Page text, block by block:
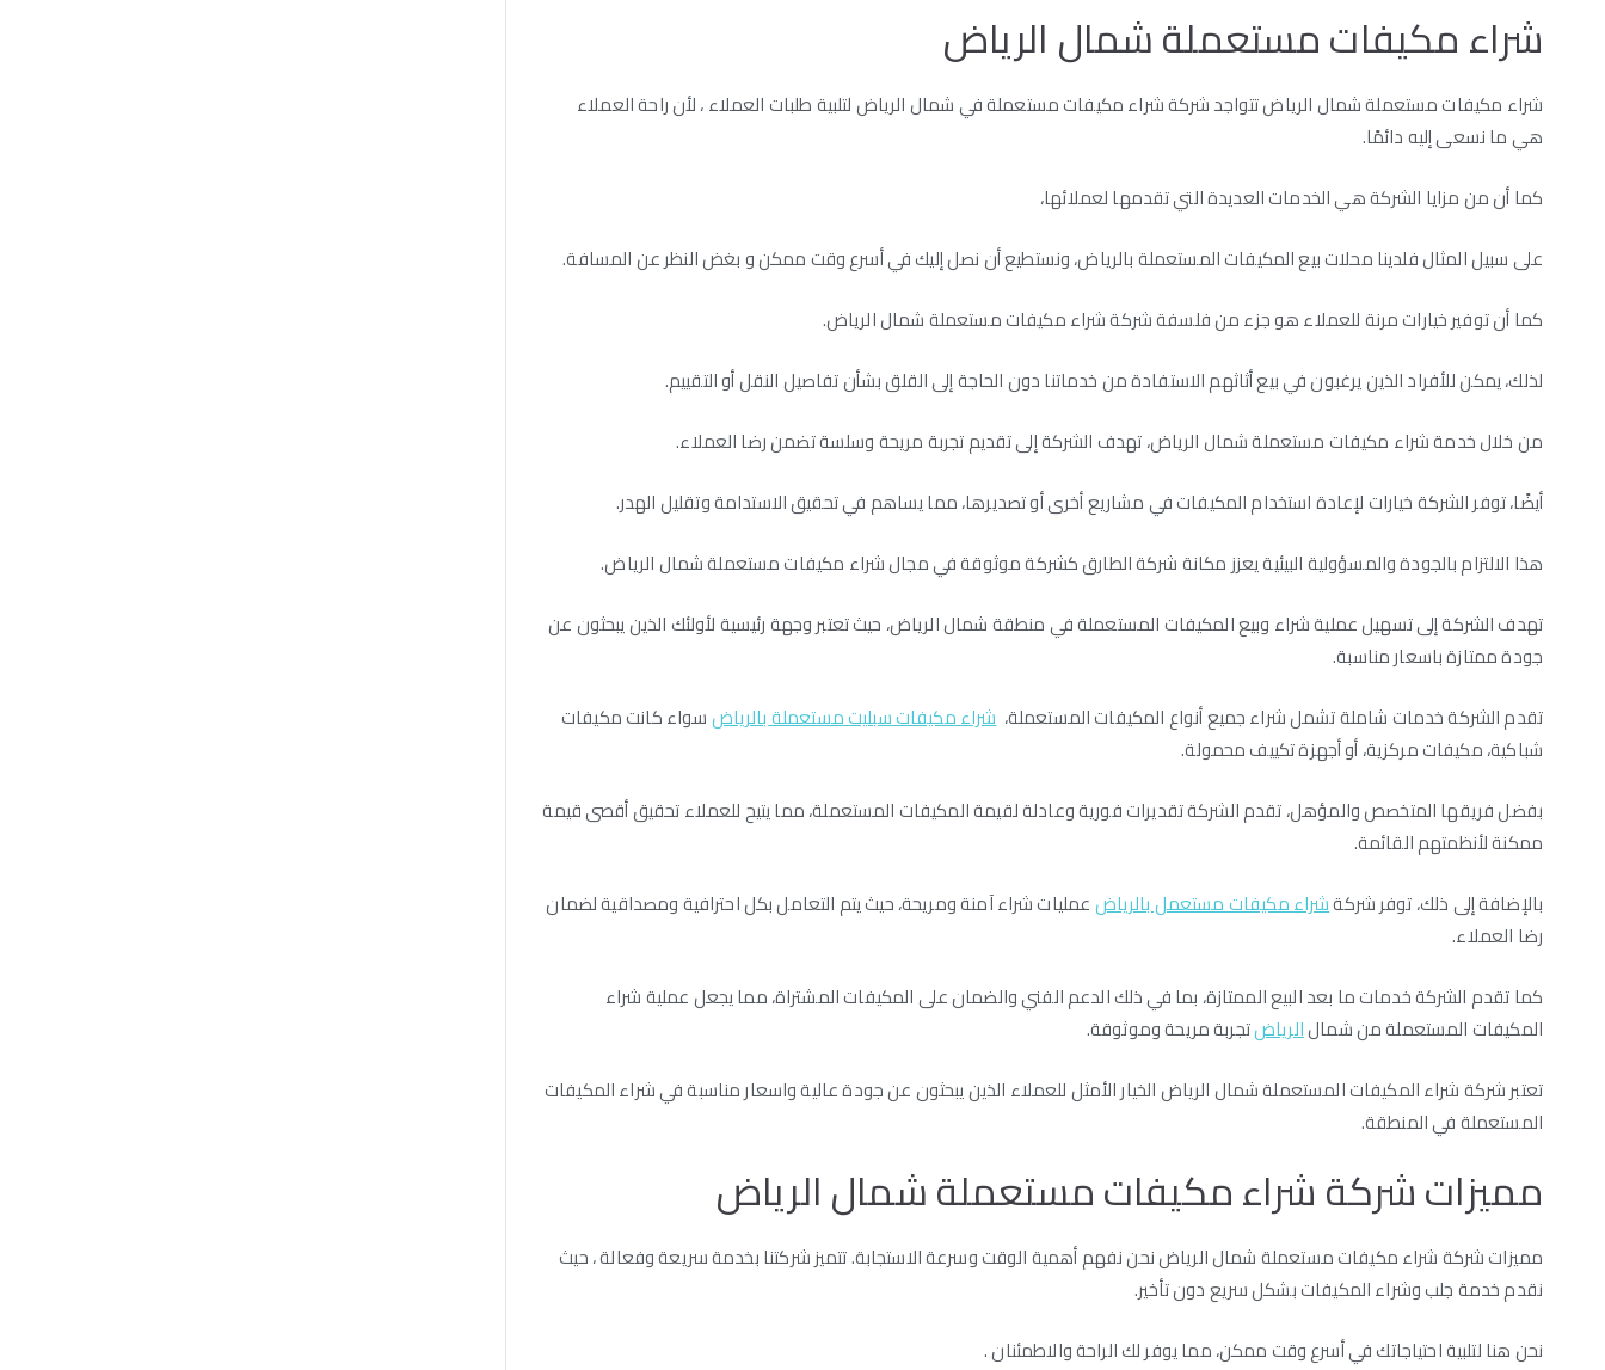
شراء مكيفات مستعملة شمال الرياض
شراء مكيفات مستعملة شمال الرياض تتواجد شركة شراء مكيفات مستعملة في شمال الرياض لتلبية طلبات العملاء ، لأن راحة العملاء
هي ما نسعى إليه دائمًا.
كما أن من مزايا الشركة هي الخدمات العديدة التي تقدمها لعملائها،
على سبيل المثال فلدينا محلات بيع المكيفات المستعملة بالرياض، ونستطيع أن نصل إليك في أسرع وقت ممكن و بغض النظر عن المسافة.
كما أن توفير خيارات مرنة للعملاء هو جزء من فلسفة شركة شراء مكيفات مستعملة شمال الرياض.
لذلك، يمكن للأفراد الذين يرغبون في بيع أثاثهم الاستفادة من خدماتنا دون الحاجة إلى القلق بشأن تفاصيل النقل أو التقييم.
من خلال خدمة شراء مكيفات مستعملة شمال الرياض، تهدف الشركة إلى تقديم تجربة مريحة وسلسة تضمن رضا العملاء.
أيضًا، توفر الشركة خيارات لإعادة استخدام المكيفات في مشاريع أخرى أو تصديرها، مما يساهم في تحقيق الاستدامة وتقليل الهدر.
هذا الالتزام بالجودة والمسؤولية البيئية يعزز مكانة شركة الطارق كشركة موثوقة في مجال شراء مكيفات مستعملة شمال الرياض.
تهدف الشركة إلى تسهيل عملية شراء وبيع المكيفات المستعملة في منطقة شمال الرياض، حيث تعتبر وجهة رئيسية لأولئك الذين يبحثون عن
جودة ممتازة باسعار مناسبة.
تقدم الشركة خدمات شاملة تشمل شراء جميع أنواع المكيفات المستعملة،شراء مكيفات سبليت مستعملة بالرياضسواء كانت مكيفات
شباكية، مكيفات مركزية، أو أجهزة تكييف محمولة.
بفضل فريقها المتخصص والمؤهل، تقدم الشركة تقديرات فورية وعادلة لقيمة المكيفات المستعملة، مما يتيح للعملاء تحقيق أقصى قيمة
ممكنة لأنظمتهم القائمة.
بالإضافة إلى ذلك، توفر شركةشراء مكيفات مستعمل بالرياضعمليات شراء آمنة ومريحة، حيث يتم التعامل بكل احترافية ومصداقية لضمان
رضا العملاء.
كما تقدم الشركة خدمات ما بعد البيع الممتازة، بما في ذلك الدعم الفني والضمان على المكيفات المشتراة، مما يجعل عملية شراء
المكيفات المستعملة من شمالالرياضتجربة مريحة وموثوقة.
تعتبر شركة شراء المكيفات المستعملة شمال الرياض الخيار الأمثل للعملاء الذين يبحثون عن جودة عالية واسعار مناسبة في شراء المكيفات
المستعملة في المنطقة.
مميزات شركة شراء مكيفات مستعملة شمال الرياض
مميزات شركة شراء مكيفات مستعملة شمال الرياض نحن نفهم أهمية الوقت وسرعة الاستجابة. تتميز شركتنا بخدمة سريعة وفعالة ، حيث
نقدم خدمة جلب وشراء المكيفات بشكل سريع دون تأخير.
نحن هنا لتلبية احتياجاتك في أسرع وقت ممكن، مما يوفر لك الراحة والاطمئنان .